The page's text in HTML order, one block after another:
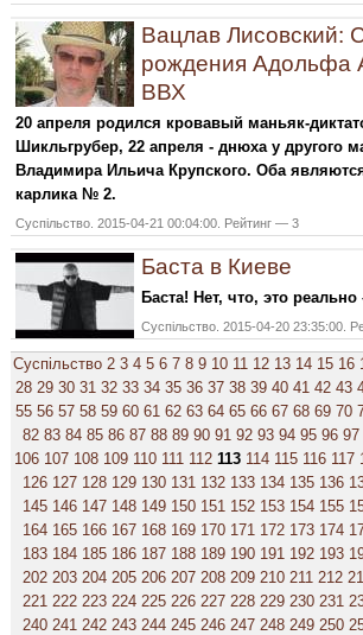
Вацлав Лисовский:
рождения Адольфа
ВВХ
20 апреля родился кровавый маньяк-
Шикльгрубер, 22 апреля - днюха у другого
Владимира Ильича Крупского. Оба
карлика № 2.
Суспільство. 2015-04-21 00:04:00. Рейтинг — 3
Баста в Киеве
Баста! Нет, что, это реально
Суспільство. 2015-04-20 23:35:00.
Суспільство 2 3 4 5 6 7 8 9 10 11 12 13 14 15 16
28 29 30 31 32 33 34 35 36 37 38 39 40 41 42 43
55 56 57 58 59 60 61 62 63 64 65 66 67 68 69 70
82 83 84 85 86 87 88 89 90 91 92 93 94 95 96 97
106 107 108 109 110 111 112 113 114 115 116 117
126 127 128 129 130 131 132 133 134 135 136
145 146 147 148 149 150 151 152 153 154 155
164 165 166 167 168 169 170 171 172 173 174
183 184 185 186 187 188 189 190 191 192 193
202 203 204 205 206 207 208 209 210 211 212
221 222 223 224 225 226 227 228 229 230 231
240 241 242 243 244 245 246 247 248 249 250